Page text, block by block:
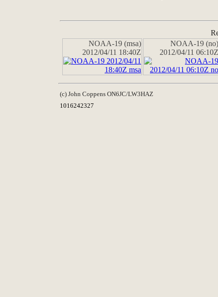
NOAA-19 (msa)
2012/04/11 18:40Z
NOAA-19 (no)
2012/04/11 06:10Z
(c) John Coppens ON6JC/LW3HAZ
1016242327